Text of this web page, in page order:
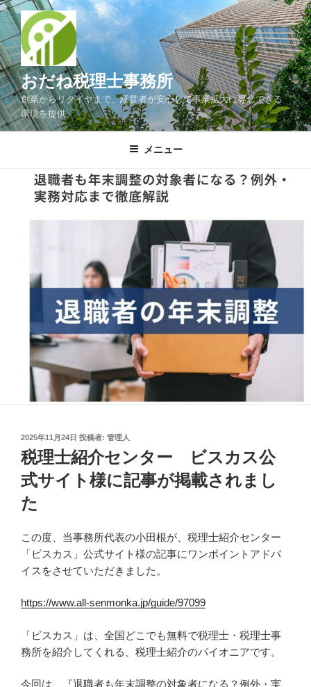
コ
ン
テ
ン
ツ
へ
ス
キ
おだね税理士事務所
創業からリタイヤまで、経営者が安心して事業拡大に専念できる
環境を提供
メニュー
投
稿
日:
2025年11月24日 投稿者: 管理人
税理士紹介センター ビスカス公
式サイト様に記事が掲載されまし
た
この度、当事務所代表の小田根が、税理士紹介センター
「ビスカス」公式サイト様の記事にワンポイントアドバ
イスをさせていただきました。
https://www.all-senmonka.jp/guide/97099
「ビスカス」は、全国どこでも無料で税理士・税理士事
務所を紹介してくれる、税理士紹介のパイオニアです。
今回は、『退職者も年末調整の対象者になる？例外・実